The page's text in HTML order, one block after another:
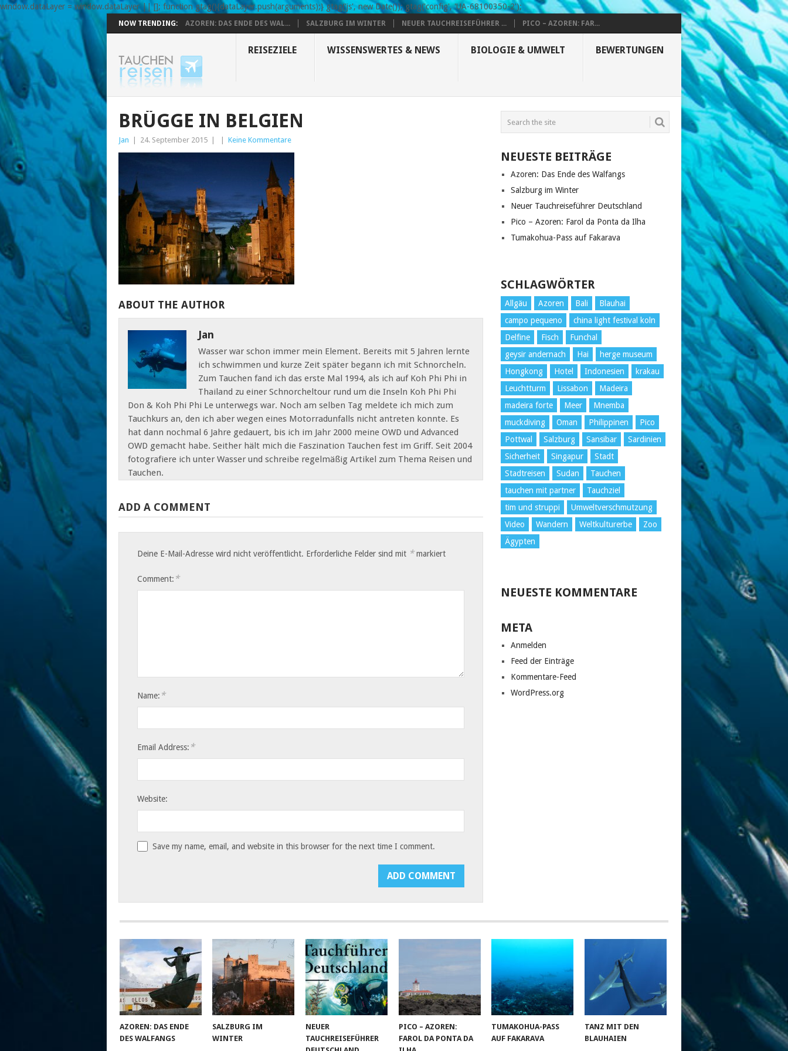
window.dataLayer = window.dataLayer || []; function gtag(){dataLayer.push(arguments);} gtag('js', new Date()); gtag('config', 'UA-68100350-2');
NOW TRENDING: AZOREN: DAS ENDE DES WAL... SALZBURG IM WINTER NEUER TAUCHREISEFÜHRER ... PICO – AZOREN: FAR...
REISEZIELE WISSENSWERTES & NEWS BIOLOGIE & UMWELT BEWERTUNGEN
BRÜGGE IN BELGIEN
Jan 24. September 2015 Keine Kommentare
ABOUT THE AUTHOR
Jan
Wasser war schon immer mein Element. Bereits mit 5 Jahren lernte
ich schwimmen und kurze Zeit später begann ich mit Schnorcheln.
Zum Tauchen fand ich das erste Mal 1994, als ich auf Koh Phi Phi in
Thailand zu einer Schnorcheltour rund um die Inseln Koh Phi Phi
Don & Koh Phi Phi Le unterwegs war. Noch am selben Tag meldete ich mich zum
Tauchkurs an, den ich aber wegen eines Motorradunfalls nicht antreten konnte. Es
hat dann nochmal 6 Jahre gedauert, bis ich im Jahr 2000 meine OWD und Advanced
OWD gemacht habe. Seither hält mich die Faszination Tauchen fest im Griff. Seit 2004
fotografiere ich unter Wasser und schreibe regelmäßig Artikel zum Thema Reisen und
Tauchen.
ADD A COMMENT
Deine E-Mail-Adresse wird nicht veröffentlicht. Erforderliche Felder sind mit *markiert
Comment: *
Name: *
Email Address: *
Website:
Save my name, email, and website in this browser for the next time I comment.
NEUESTE BEITRÄGE
Azoren: Das Ende des Walfangs
Salzburg im Winter
Neuer Tauchreiseführer Deutschland
Pico – Azoren: Farol da Ponta da Ilha
Tumakohua-Pass auf Fakarava
SCHLAGWÖRTER
Allgäu Azoren Bali
Blauhai
campo pequeno
china light festival koln
Delfine
Fisch
Funchal
geysir andernach
Hai
herge museum
Hongkong
Hotel Indonesien
krakau
Leuchtturm
Lissabon
Madeira
madeira forte
Meer
Mnemba
muckdiving
Oman Philippinen
Pico
Pottwal
Salzburg Sansibar
Sardinien
Sicherheit
Singapur
Stadt
Stadtreisen
Sudan
Tauchen
tauchen mit partner
Tauchziel
tim und struppi
Umweltverschmutzung
Video
Wandern Weltkulturerbe
Zoo
Ägypten
NEUESTE KOMMENTARE
META
Anmelden
Feed der Einträge
Kommentare-Feed
WordPress.org
AZOREN: DAS ENDE
DES WALFANGS
SALZBURG IM
WINTER
NEUER
TAUCHREISEFÜHRER
PICO – AZOREN:
FAROL DA PONTA DA
TUMAKOHUA-PASS
AUF FAKARAVA
TANZ MIT DEN
BLAUHAIEN